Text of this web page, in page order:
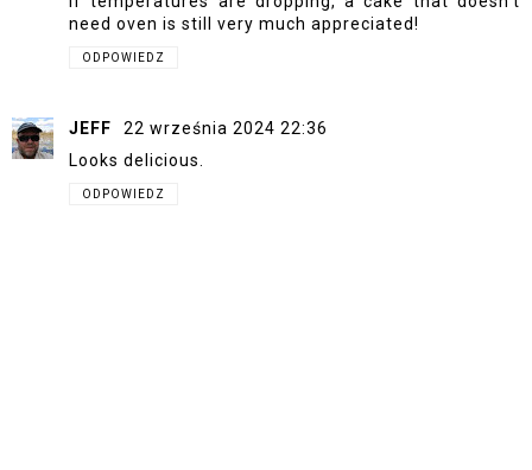
need oven is still very much appreciated!
ODPOWIEDZ
JEFF
22 września 2024 22:36
Looks delicious.
ODPOWIEDZ